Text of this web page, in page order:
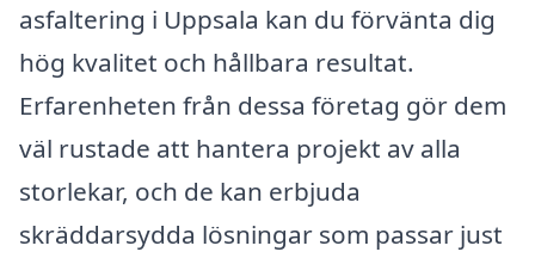
asfaltering i Uppsala kan du förvänta dig
hög kvalitet och hållbara resultat.
Erfarenheten från dessa företag gör dem
väl rustade att hantera projekt av alla
storlekar, och de kan erbjuda
skräddarsydda lösningar som passar just